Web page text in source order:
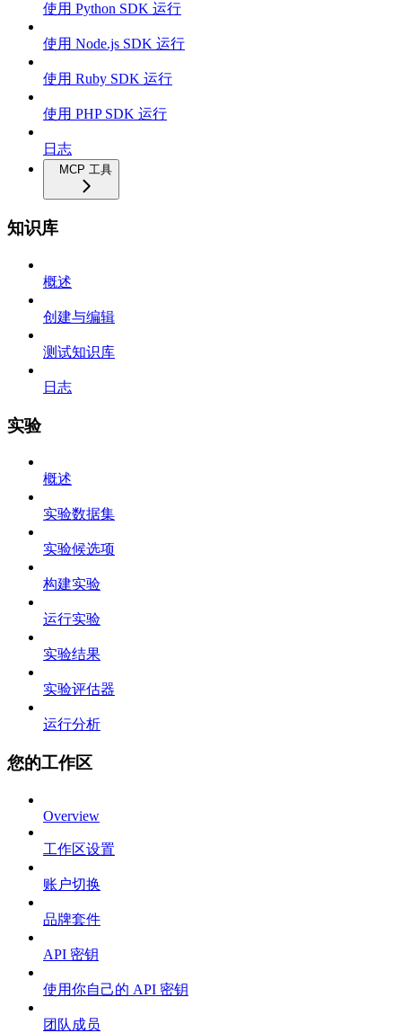
使用 Python SDK 运行
使用 Node.js SDK 运行
使用 Ruby SDK 运行
使用 PHP SDK 运行
日志
MCP 工具
知识库
概述
创建与编辑
测试知识库
日志
实验
概述
实验数据集
实验候选项
构建实验
运行实验
实验结果
实验评估器
运行分析
您的工作区
Overview
工作区设置
账户切换
品牌套件
API 密钥
使用你自己的 API 密钥
团队成员